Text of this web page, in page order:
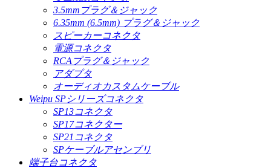
3.5mmプラグ＆ジャック
6.35mm (6.5mm) プラグ＆ジャック
スピーカーコネクタ
電源コネクタ
RCAプラグ＆ジャック
アダプタ
オーディオカスタムケーブル
Weipu SPシリーズコネクタ
SP13コネクタ
SP17コネクター
SP21コネクタ
SPケーブルアセンブリ
端子台コネクタ